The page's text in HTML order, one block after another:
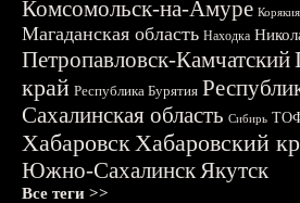
Комсомольск-на-Амуре Корякия
Магаданская область Находка
Петропавловск-Камчатский
край Республика Бурятия
Сахалинская область Сибирь
ХабаровскХабаровский
Южно-СахалинскЯкутск
Все теги >>